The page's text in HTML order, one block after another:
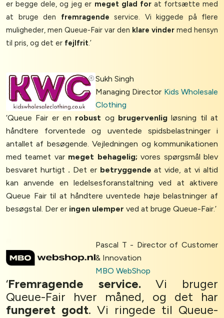
er begge dele, og jeg er meget glad forat fortsætte med
at bruge den fremragende service. Vi kiggede på flere
muligheder, men Queue-Fair var den klare vinder med hensyn
til pris, og det er fejlfrit .’
Sukh Singh
Managing Director Kids Wholesale
Clothing
‘Queue Fair er en robust og brugervenlig løsning til at
håndtere forventede og uventede spidsbelastninger i
antallet af besøgende. Vejledningen og kommunikationen
med teamet var meget behagelig; vores spørgsmål blev
besvaret hurtigt . Det er betryggende at vide, at vi altid
kan anvende en ledelsesforanstaltning ved at aktivere
Queue Fair til at håndtere uventede høje belastninger af
besøgstal. Der er ingen ulemper ved at bruge Queue-Fair.’
Pascal T - Director of Customer
& Innovation
MBO WebShop
‘Fremragende service.Vi bruger
Queue-Fair hver måned, og det har
fungeret godt. Vi ringede til Queue-